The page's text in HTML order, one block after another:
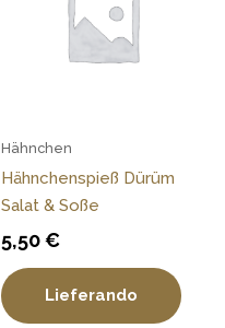
Hähnchen
Hähnchenspieß Dürüm
Salat & Soße
5,50€
Lieferando